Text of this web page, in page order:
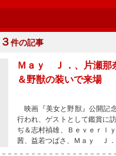
３件の記事
Ｍａｙ Ｊ．、片瀬那
＆野獣の装いで来場
映画『美女と野獣』公開記
行われ、ゲストとして鑑賞に
ぢ＆志村禎雄、Ｂｅｖｅｒ
茜、益若つばさ、Ｍａｙ Ｊ．